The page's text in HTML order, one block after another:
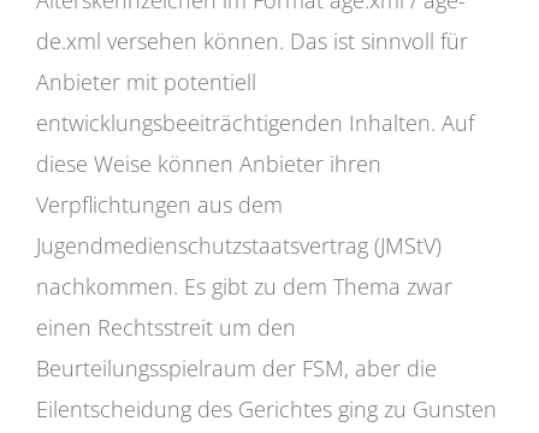
de.xml versehen können. Das ist sinnvoll für
Anbieter mit potentiell
entwicklungsbeeiträchtigenden Inhalten. Auf
diese Weise können Anbieter ihren
Verpflichtungen aus dem
Jugendmedienschutzstaatsvertrag (JMStV)
nachkommen. Es gibt zu dem Thema zwar
einen Rechtsstreit um den
Beurteilungsspielraum der FSM, aber die
Eilentscheidung des Gerichtes ging zu Gunsten